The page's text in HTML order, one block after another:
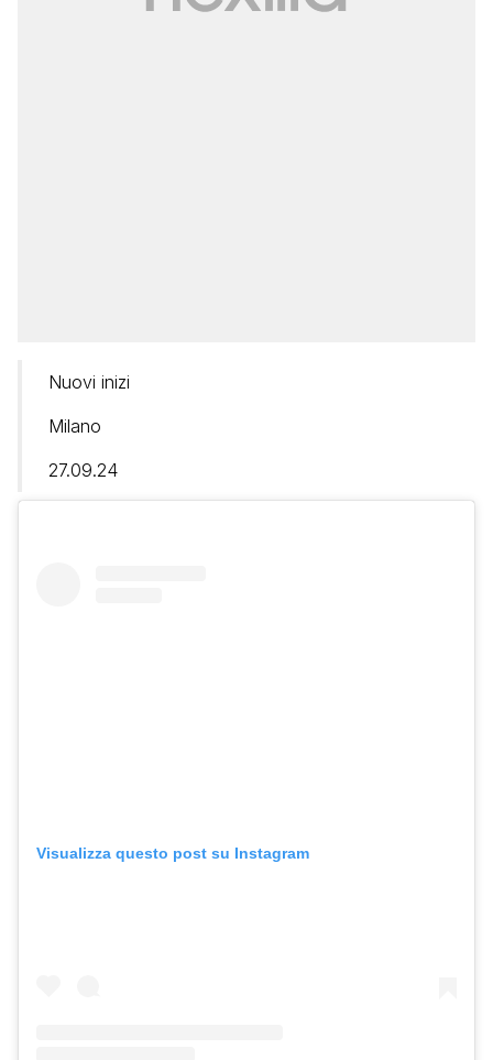
Nuovi inizi
Milano
27.09.24
Visualizza questo post su Instagram